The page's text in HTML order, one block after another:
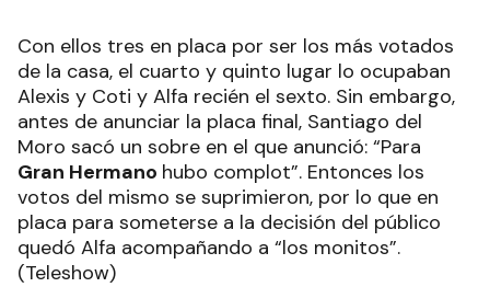
Con ellos tres en placa por ser los más votados
de la casa, el cuarto y quinto lugar lo ocupaban
Alexis y Coti y Alfa recién el sexto. Sin embargo,
antes de anunciar la placa final, Santiago del
Moro sacó un sobre en el que anunció: “Para
Gran Hermano hubo complot”. Entonces los
votos del mismo se suprimieron, por lo que en
placa para someterse a la decisión del público
quedó Alfa acompañando a “los monitos”.
(Teleshow)